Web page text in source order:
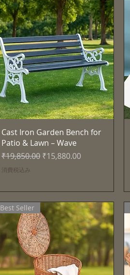
クイックビュー
Cast Iron Garden Bench for
Patio & Lawn – Wave
通常価格
₹19,850.00 セール価格
₹15,880.00
消費税込み
Best Seller